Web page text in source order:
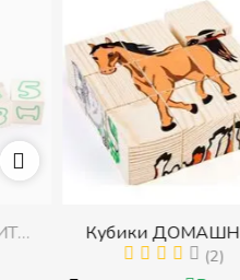
Кубики ДОМАШНИЕ
ЖИВОТНЫЕ (Томик)
(2)